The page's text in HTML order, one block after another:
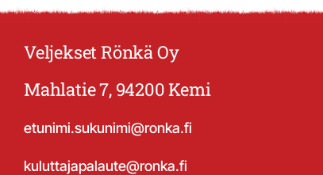
Veljekset Rönkä Oy
Mahlatie 7, 94200 Kemi
etunimi.sukunimi@ronka.fi
kuluttajapalaute@ronka.fi